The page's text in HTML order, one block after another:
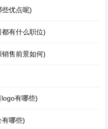
优点呢)
有什么职位)
售前景如何)
有哪些)
有哪些)